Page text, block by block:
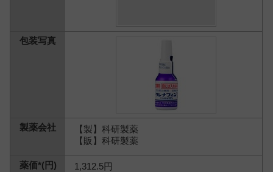
【製】科研製薬
【販】科研製薬
1,312.5円